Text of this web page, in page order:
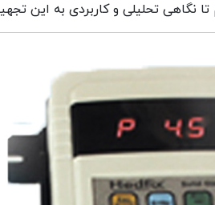
نگاهی تحلیلی و کاربردی به این